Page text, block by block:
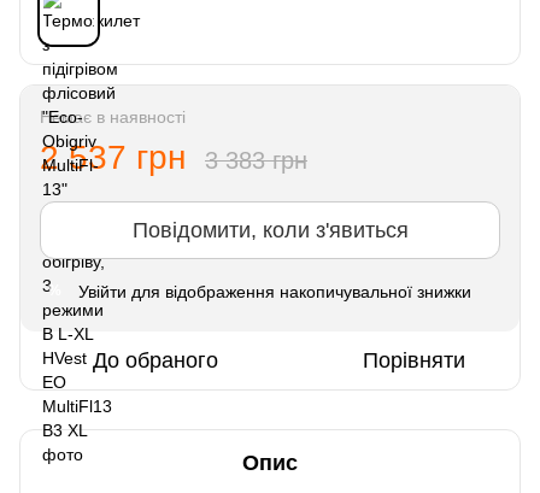
Немає в наявності
2 537 грн 3 383 грн
Повідомити, коли з'явиться
% Увійти для відображення накопичувальної знижки
До обраного Порівняти
Опис